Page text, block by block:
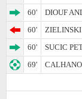
60'
DIOUF
60'
60'
SUCIC
69'